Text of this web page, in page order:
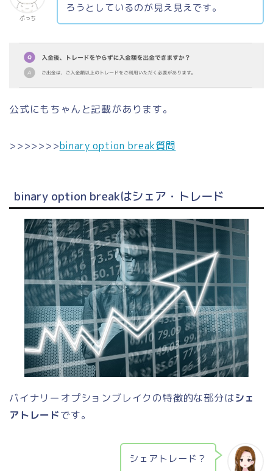
ぷっち
ろうとしているのが見え見えです。
公式にもちゃんと記載があります。
>>>>>>>binary option break質問
binary option breakはシェア・トレード
バイナリーオプションブレイクの特徴的な部分はシェ
アトレードです。
シェアトレード？